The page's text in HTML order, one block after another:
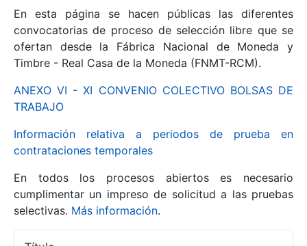
Mostrar/Ocultar
Mostrar/Ocultar
En esta página se hacen públicas las diferentes
convocatorias de proceso de selección libre que se
ofertan desde la Fábrica Nacional de Moneda y
Timbre - Real Casa de la Moneda (FNMT-RCM).
ANEXO VI - XI CONVENIO COLECTIVO BOLSAS DE
TRABAJO
Información relativa a periodos de prueba en
contrataciones temporales
En todos los procesos abiertos es necesario
cumplimentar un impreso de solicitud a las pruebas
selectivas. Más información.